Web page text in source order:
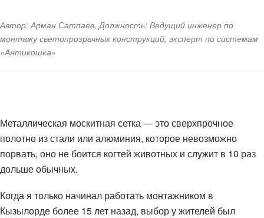
Автор: Арман Сатпаев, Должность: Ведущий инженер по
монтажу светопрозрачных конструкций, эксперт по системам
«Антикошка»
Металлическая москитная сетка — это сверхпрочное
полотно из стали или алюминия, которое невозможно
порвать, оно не боится когтей животных и служит в 10 раз
дольше обычных.
Когда я только начинал работать монтажником в
Кызылорде более 15 лет назад, выбор у жителей был